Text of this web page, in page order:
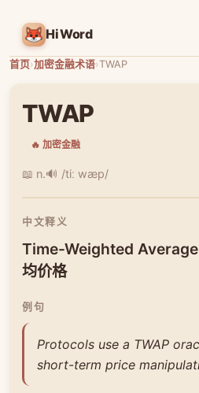
HiWord
首页›加密金融术语›TWAP
TWAP
🔥 加密金融
📖 n.🔊 /tiː wæp/
中文释义
Time-Weighted
均价格
例句
Protocols use a TWAP
short-term price